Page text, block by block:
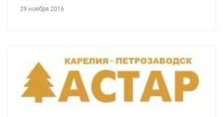
29 ноября 2016
Смотреть проект